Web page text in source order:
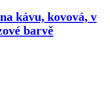
kávu, kovová, v
barvě